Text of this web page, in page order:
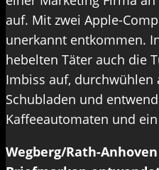
auf. Mit zwei Apple-
unerkannt entkommen.
hebelten Täter auch die
Imbiss auf, durchwühlen
Schubladen und
Kaffeeautomaten und
Wegberg/Rath-